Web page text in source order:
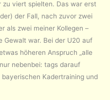
zu viert spielten. Das war erst
der Fall, nach zuvor zwei
als zwei meiner Kollegen –
Gewalt war. Bei der U20 auf
höheren Anspruch „alle
nebenbei: tags darauf
Kadertraining und